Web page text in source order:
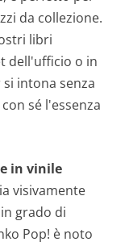
da collezione.
libri
dell'ufficio o in
intona senza
sé l'essenza
in vinile
visivamente
grado di
Pop! è noto